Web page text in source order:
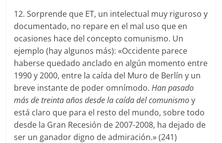
12. Sorprende que ET, un intelectual muy riguroso y
documentado, no repare en el mal uso que en
ocasiones hace del concepto comunismo. Un
ejemplo (hay algunos más): «Occidente parece
haberse quedado anclado en algún momento entre
1990 y 2000, entre la caída del Muro de Berlín y un
breve instante de poder omnímodo.Han pasado
más de treinta años desde la caída del comunismoy
está claro que para el resto del mundo, sobre todo
desde la Gran Recesión de 2007-2008, ha dejado de
ser un ganador digno de admiración.» (241)